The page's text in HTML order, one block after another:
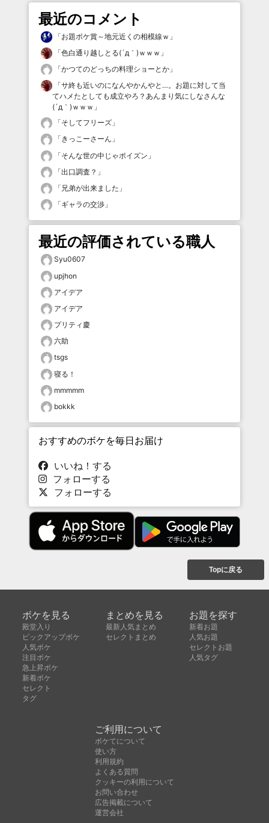
最近のコメント
「お題ボケ賞～地元近くの相模線ｗ 」
「色白通り越しとる(´д｀)ｗｗｗ 」
「かつてのどっちの料理ショーとか 」
「サ終も近いのになんやかんやと…。お題に対して当
てハメたとしても成立やろ？あんまり気にしなさんな
(´д｀)ｗｗｗ 」
「そしてフリーズ 」
「 きっこーさーん 」
「そんな世の中じゃポイズン 」
「出口調査？ 」
「 兄弟が出来ました 」
「ギャラの交渉 」
最近の評価されている職人
Syu0607
upjhon
アイデア
アイデア
プリティ慶
六助
tsgs
寝る！
mmmmm
bokkk
おすすめのボケを毎日お届け
いいね！する
フォローする
フォローする
Topに戻る
ボケを見る
殿堂入り
ピックアップボケ
人気ボケ
注目ボケ
急上昇ボケ
新着ボケ
セレクト
タグ
まとめを見る
最新人気まとめ
セレクトまとめ
お題を探す
新着お題
人気お題
セレクトお題
人気タグ
ご利用について
ボケてについて
使い方
利用規約
よくある質問
クッキーの利用について
お問い合わせ
広告掲載について
運営会社